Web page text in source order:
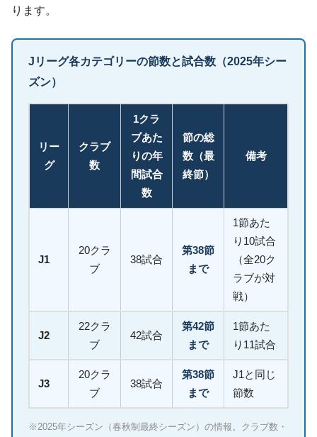
ります。
Jリーグ各カテゴリーの節数と試合数（2025年シー
ズン）
リー
グ
クラブ
数
1クラ
ブあた
りの年
間試合
数
節の総
数（最
終節）
備考
J1
20クラ
ブ
38試合
第38節
まで
1節あた
り10試合
（全20ク
ラブが対
戦）
J2
22クラ
ブ
42試合
第42節
まで
1節あた
り11試合
J3
20クラ
ブ
38試合
第38節
まで
J1と同じ
節数
※2025年シーズン（春秋制最終シーズン）の情報。クラブ数・